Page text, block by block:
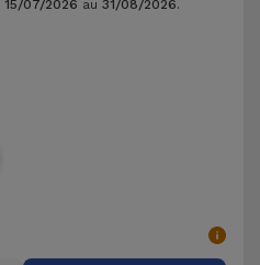
15/07/2026 au 31/08/2026.